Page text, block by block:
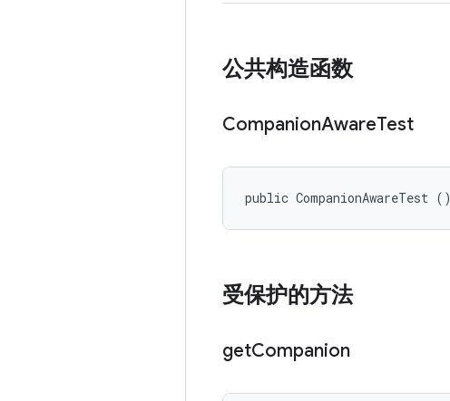
公共构造函数
CompanionAwareTest
public CompanionAwareTest ()
受保护的方法
getCompanion